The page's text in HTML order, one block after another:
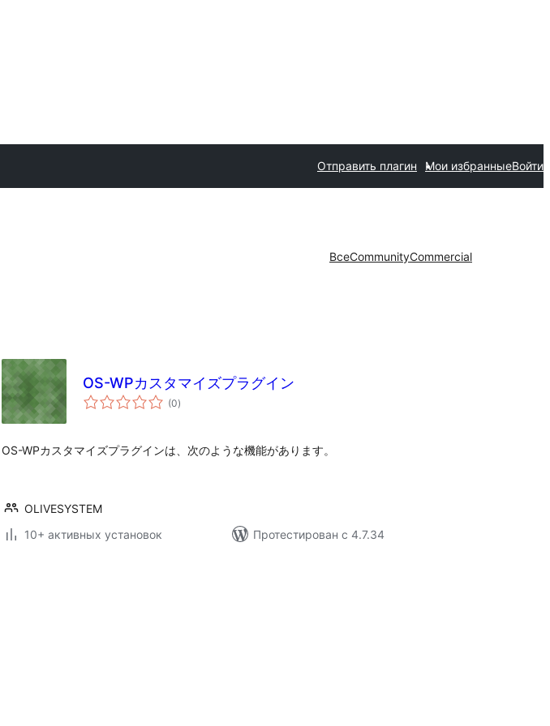
Отправить плагин Мои избранныеВойти
ВсеCommunityCommercial
OS-WPカスタマイズプラグイン
(0общий
рейтинг
)
OS-WPカスタマイズプラグインは、次のような機能があります。
OLIVESYSTEM
10+ активных установок
Протестирован с 4.7.34